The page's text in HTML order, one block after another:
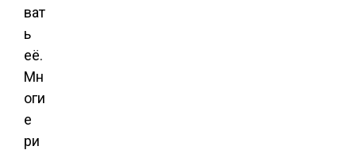
ват
ь
её.
Мн
оги
е
ри